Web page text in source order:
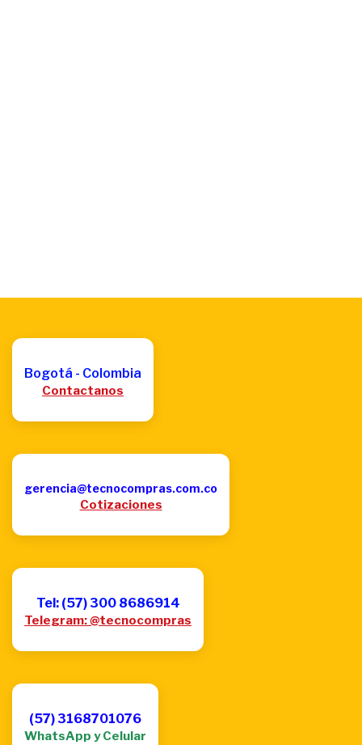
Bogotá - Colombia
Contactanos
gerencia@tecnocompras.com.co
Cotizaciones
Tel: (57) 300 8686914
Telegram: @tecnocompras
(57) 3168701076
WhatsApp y Celular